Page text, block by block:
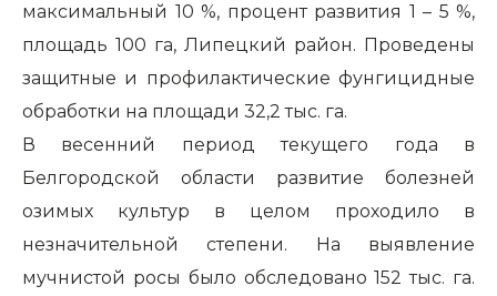
максимальный 10 %, процент развития 1 – 5 %,
площадь 100 га, Липецкий район. Проведены
защитные и профилактические фунгицидные
обработки на площади 32,2 тыс. га.
В весенний период текущего года в
Белгородской области развитие болезней
озимых культур в целом проходило в
незначительной степени. На выявление
мучнистой росы было обследовано 152 тыс. га.